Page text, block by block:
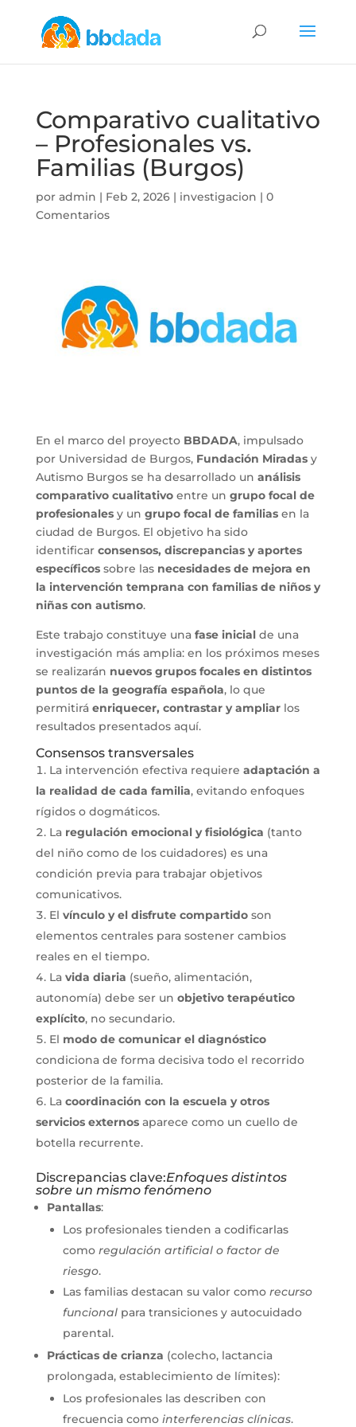
Comparativo cualitativo
– Profesionales vs.
Familias (Burgos)
por admin | Feb 2, 2026| investigacion | 0
Comentarios
En el marco del proyecto BBDADA, impulsado
por Universidad de Burgos, Fundación Miradasy
Autismo Burgos se ha desarrollado un análisis
comparativo cualitativoentre un grupo focal de
profesionalesy un grupo focal de familiasen la
ciudad de Burgos. El objetivo ha sido
identificar consensos, discrepancias y aportes
específicossobre las necesidades de mejora en
la intervención temprana con familias de niños y
niñas con autismo.
Este trabajo constituye una fase inicialde una
investigación más amplia: en los próximos meses
se realizarán nuevos grupos focales en distintos
puntos de la geografía española, lo que
permitirá enriquecer, contrastar y ampliarlos
resultados presentados aquí.
Consensos transversales
La intervención efectiva requiere adaptación a
la realidad de cada familia, evitando enfoques
rígidos o dogmáticos.
La regulación emocional y fisiológica (tanto
del niño como de los cuidadores) es una
condición previa para trabajar objetivos
comunicativos.
El vínculo y el disfrute compartidoson
elementos centrales para sostener cambios
reales en el tiempo.
La vida diaria (sueño, alimentación,
autonomía) debe ser un objetivo terapéutico
explícito, no secundario.
El modo de comunicar el diagnóstico
condiciona de forma decisiva todo el recorrido
posterior de la familia.
La coordinación con la escuela y otros
servicios externosaparece como un cuello de
botella recurrente.
Discrepancias clave:Enfoques distintos
sobre un mismo fenómeno
Pantallas:
Los profesionales tienden a codificarlas
como regulación artificial o factor de
riesgo.
Las familias destacan su valor como recurso
funcionalpara transiciones y autocuidado
parental.
Prácticas de crianza (colecho, lactancia
prolongada, establecimiento de límites):
Los profesionales las describen con
frecuencia como interferencias clínicas.